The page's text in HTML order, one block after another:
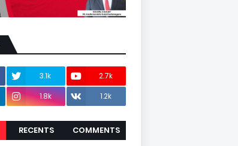
3.1k
2.7k
1.8k 1.2k
RECENTS COMMENTS